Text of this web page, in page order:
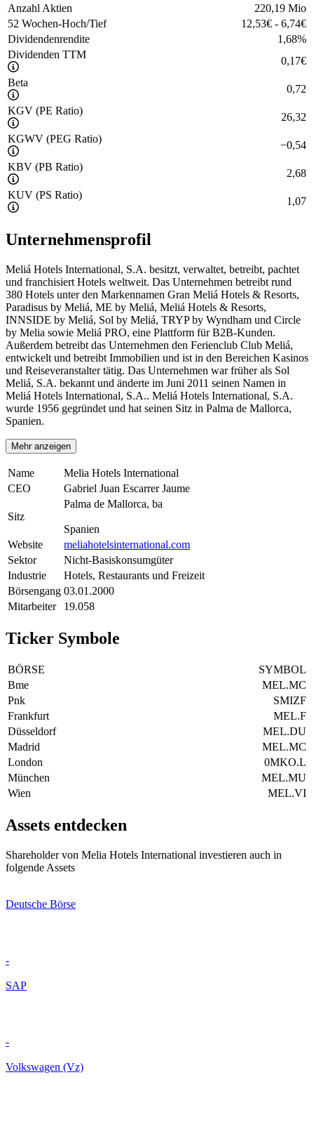
Anzahl Aktien
220,19 Mio
52 Wochen-Hoch/Tief
12,53€ - 6,74€
Dividendenrendite
1,68%
Dividenden TTM
0,17€
Beta
0,72
KGV (PE Ratio)
26,32
KGWV (PEG Ratio)
−0,54
KBV (PB Ratio)
2,68
KUV (PS Ratio)
1,07
Unternehmensprofil
Meliá Hotels International, S.A. besitzt, verwaltet, betreibt, pachtet
und franchisiert Hotels weltweit. Das Unternehmen betreibt rund
380 Hotels unter den Markennamen Gran Meliá Hotels & Resorts,
Paradisus by Meliá, ME by Meliá, Meliá Hotels & Resorts,
INNSIDE by Meliá, Sol by Meliá, TRYP by Wyndham und Circle
by Melia sowie Meliá PRO, eine Plattform für B2B-Kunden.
Außerdem betreibt das Unternehmen den Ferienclub Club Meliá,
entwickelt und betreibt Immobilien und ist in den Bereichen Kasinos
und Reiseveranstalter tätig. Das Unternehmen war früher als Sol
Meliá, S.A. bekannt und änderte im Juni 2011 seinen Namen in
Meliá Hotels International, S.A.. Meliá Hotels International, S.A.
wurde 1956 gegründet und hat seinen Sitz in Palma de Mallorca,
Spanien.
Mehr anzeigen
Name
Melia Hotels International
CEO
Gabriel Juan Escarrer Jaume
Sitz
Palma de Mallorca, ba
Spanien
Website
meliahotelsinternational.com
Sektor
Nicht-Basiskonsumgüter
Industrie
Hotels, Restaurants und Freizeit
Börsengang 03.01.2000
Mitarbeiter
19.058
Ticker Symbole
BÖRSE
SYMBOL
Bme
MEL.MC
Pnk
SMIZF
Frankfurt
MEL.F
Düsseldorf
MEL.DU
Madrid
MEL.MC
London
0MKO.L
München
MEL.MU
Wien
MEL.VI
Assets entdecken
Shareholder von Melia Hotels International investieren auch in
folgende Assets
Deutsche Börse
-
SAP
-
Volkswagen (Vz)